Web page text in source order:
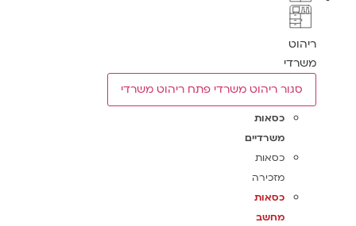
ריהוט
משרדי
סגור ריהוט משרדי פתח ריהוט משרדי
כסאות
משרדיים
כסאות
מזכירה
כסאות
מחשב